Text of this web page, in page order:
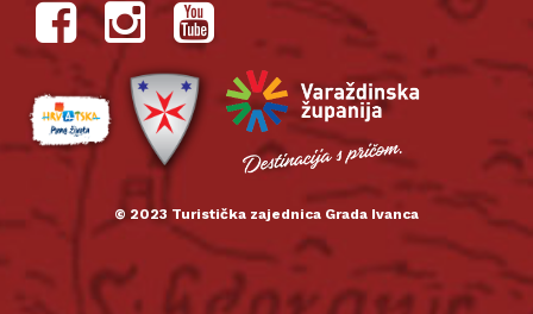
© 2023 Turistička zajednica Grada Ivanca